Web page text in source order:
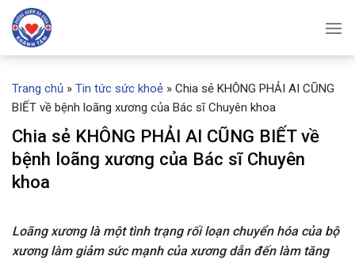
Skip
content
Trang chủ » Tin tức sức khoẻ » Chia sẻ KHÔNG PHẢI AI CŨNG
BIẾT về bệnh loãng xương của Bác sĩ Chuyên khoa
Chia sẻ KHÔNG PHẢI AI CŨNG BIẾT về
bệnh loãng xương của Bác sĩ Chuyên
khoa
Loãng xương là một tình trạng rối loạn chuyển hóa của bộ
xương làm giảm sức mạnh của xương dẫn đến làm tăng